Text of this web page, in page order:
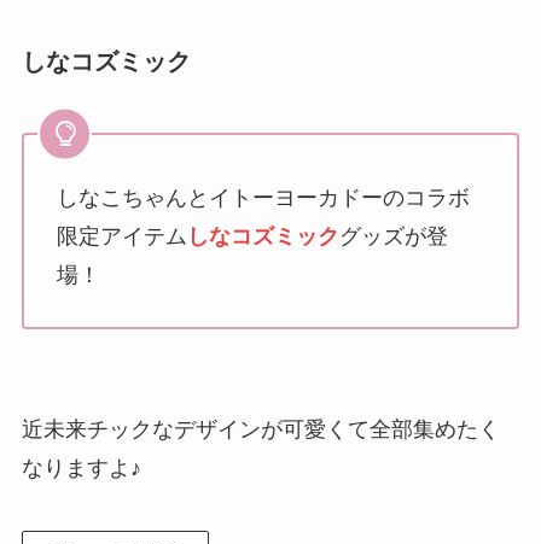
しなコズミック
しなこちゃんとイトーヨーカドーのコラボ
限定アイテム しなコズミック グッズが登
場！
近未来チックなデザインが可愛くて全部集めたく
なりますよ♪